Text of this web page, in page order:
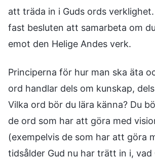
att träda in i Guds ords
fast besluten att samarbeta om
emot den Helige Andes verk.
Principerna för hur man ska äta
ord handlar dels om kunskap,
Vilka ord bör du lära känna? Du
de ord som har att göra med
(exempelvis de som har att göra
tidsålder Gud nu har trätt in i, vad